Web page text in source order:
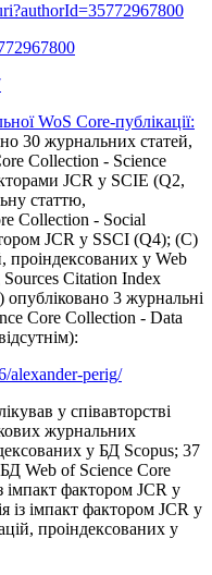
WoS Core-публікації:
30 журнальних статей,
Collection - Science
JCR у SCIE (Q2,
статтю,
Collection - Social
JCR у SSCI (Q4); (C)
проіндексованих у Web
Citation Index
опубліковано 3 журнальні
Core Collection - Data
alexander-perig/
у співавторстві
журнальних
у БД Scopus; 37
Web of Science Core
імпакт фактором JCR у
із імпакт фактором JCR у
проіндексованих у